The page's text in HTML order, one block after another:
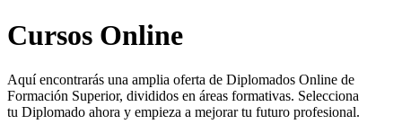
Cursos Online
Aquí encontrarás una amplia oferta de Diplomados Online de
Formación Superior, divididos en áreas formativas. Selecciona
tu Diplomado ahora y empieza a mejorar tu futuro profesional.